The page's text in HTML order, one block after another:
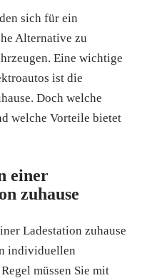
sich für ein
Alternative zu
Eine wichtige
ist die
Doch welche
welche Vorteile bietet
einer
zuhause
Ladestation zuhause
individuellen
müssen Sie mit